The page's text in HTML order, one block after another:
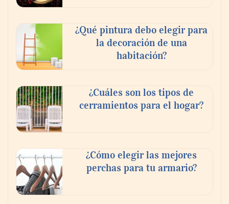
¿Qué pintura debo elegir para
la decoración de una
habitación?
¿Cuáles son los tipos de
cerramientos para el hogar?
¿Cómo elegir las mejores
perchas para tu armario?